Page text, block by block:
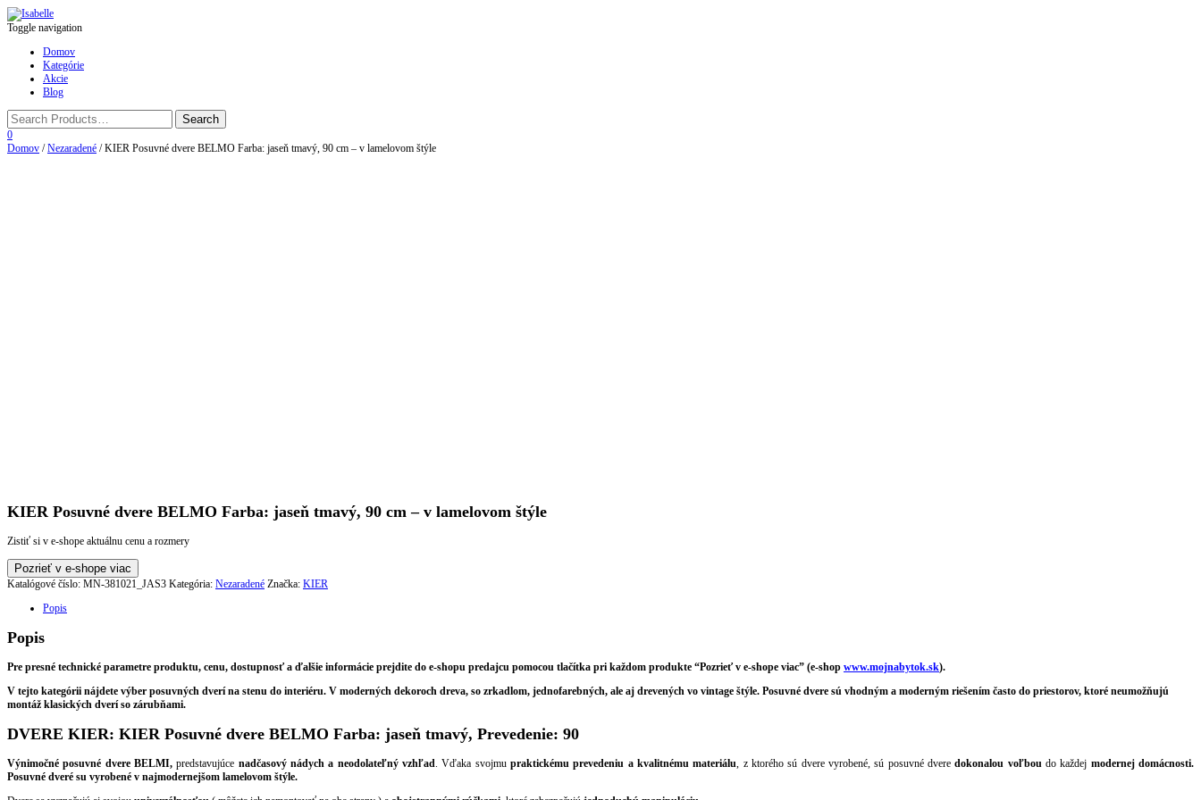
Toggle navigation
Domov
Kategórie
Akcie
Blog
0
Domov /Nezaradené / KIER Posuvné dvere BELMO Farba: jaseň tmavý, 90 cm – v lamelovom štýle
KIER Posuvné dvere BELMO Farba: jaseň tmavý, 90 cm – v lamelovom štýle
Zistiť si v e-shope aktuálnu cenu a rozmery
Pozrieť v e-shope viac
Katalógové číslo: MN-381021_JAS3 Kategória: Nezaradené Značka: KIER
Popis
Popis
Pre presné technické parametre produktu, cenu, dostupnosť a ďalšie informácie prejdite do e-shopu predajcu pomocou tlačítka pri každom produkte “Pozrieť v e-shope viac” (e-shop www.mojnabytok.sk).
V tejto kategórii nájdete výber posuvných dverí na stenu do interiéru. V moderných dekoroch dreva, so zrkadlom, jednofarebných, ale aj drevených vo vintage štýle. Posuvné dvere sú vhodným a moderným riešením často do priestorov, ktoré neumožňujú
montáž klasických dverí so zárubňami.
DVERE KIER: KIER Posuvné dvere BELMO Farba: jaseň tmavý, Prevedenie: 90
Výnimočné posuvné dvere BELMI,predstavujúce nadčasový nádych a neodolateľný vzhľad . Vďaka svojmupraktickému prevedeniu a kvalitnému materiálu , z ktorého sú dvere vyrobené, sú posuvné dveredokonalou voľbou do každej modernej domácnosti.
Posuvné dveré su vyrobené v najmodernejšom lamelovom štýle.